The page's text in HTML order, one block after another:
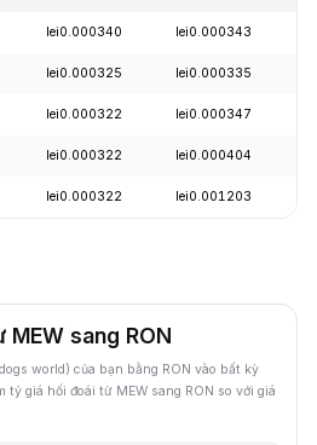
lei0.000340 lei0.000343
lei0.000325 lei0.000335
lei0.000322 lei0.000347
lei0.000322 lei0.000404
lei0.000322 lei0.001203
sang RON
world) của bạn bằng RON vào bất kỳ
tỷ giá hối đoái từ MEW sang RON so với giá